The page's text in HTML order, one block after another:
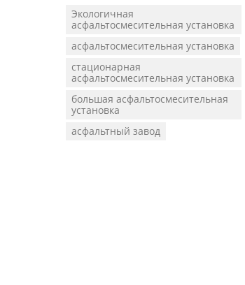
Экологичная
асфальтосмесительная установка
асфальтосмесительная установка
стационарная
асфальтосмесительная установка
большая асфальтосмесительная
установка
асфальтный завод